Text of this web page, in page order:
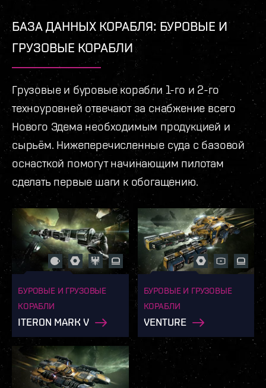
БАЗА ДАННЫХ КОРАБЛЯ: БУРОВЫЕ И
ГРУЗОВЫЕ КОРАБЛИ
Грузовые и буровые корабли 1-го и 2-го
техноуровней отвечают за снабжение всего
Нового Эдема необходимым продукцией и
сырьём. Нижеперечисленные суда с базовой
оснасткой помогут начинающим пилотам
сделать первые шаги к обогащению.
БУРОВЫЕ И ГРУЗОВЫЕ
КОРАБЛИ
ITERON MARK V
БУРОВЫЕ И ГРУЗОВЫЕ
КОРАБЛИ
VENTURE